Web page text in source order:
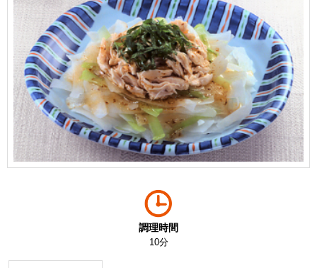
調理時間
10分